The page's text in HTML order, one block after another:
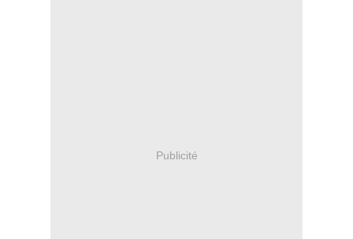
Publicité